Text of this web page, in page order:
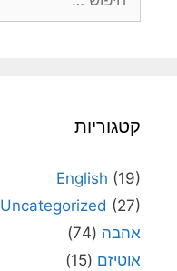
קטגוריות
English (19)
Uncategorized (27)
אהבה (74)
אוטיזם (15)